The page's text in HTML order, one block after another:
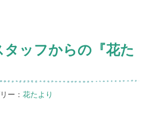
ッフからの『花た
ー：花たより